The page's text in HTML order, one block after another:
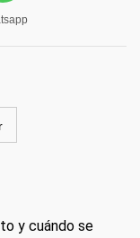
y cuándo se